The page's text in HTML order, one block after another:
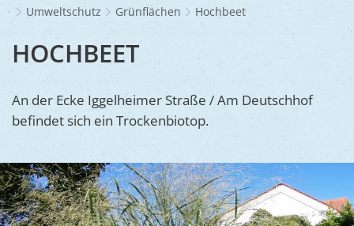
Religiöse
Ukraine
Bürger-
Wahlen
Wir als
Schulen
Bauen,
Umweltschutz
Grünflächen Hochbeet
HOCHBEET
An der Ecke Iggelheimer Straße / Am Deutschhof
befindet sich ein Trockenbiotop.